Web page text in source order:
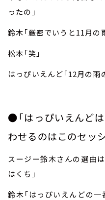
ったの」
鈴木「厳密でいうと11月の
松本「笑」
はっぴいえんど「12月の雨
●「はっぴいえんど
わせるのはこのセッ
スージー鈴木さんの選曲
はくち」
鈴木「はっぴいえんどの